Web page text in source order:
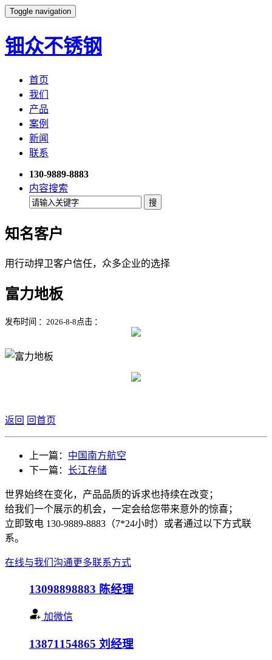
Toggle navigation
钿众不锈钢
首页
我们
产品
案例
新闻
联系
130-9889-8883
内容搜索
知名客户
用行动捍卫客户信任，众多企业的选择
富力地板
发布时间 ：2026-8-8 点击 ：
返回 回首页
上一篇： 中国南方航空
下一篇： 长江存储
世界始终在变化，产品品质的诉求也持续在改变；
给我们一个展示的机会，一定会给您带来意外的惊喜；
立即致电 130-9889-8883（7*24小时）或者通过以下方式联
系。
在线与我们沟通更多联系方式
13098898883 陈经理
加微信
13871154865 刘经理